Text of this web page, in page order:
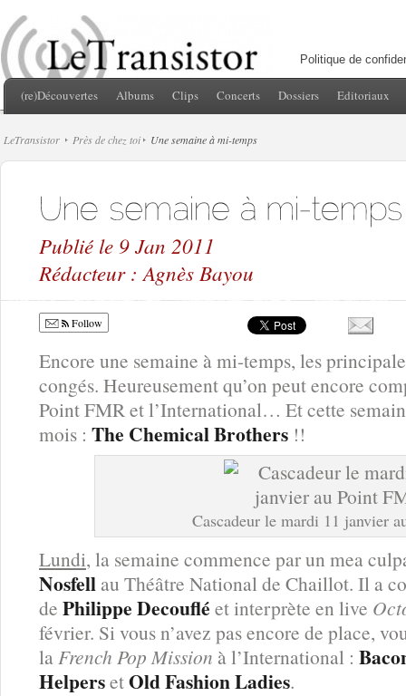
Politique de
(re)Découvertes Albums Clips Concerts Dossiers Editoriaux
LeTransistor Près de chez toi Une semaine à mi-temps
Publié le 9 Jan 2011
Rédacteur : Agnès Bayou
Follow
Encore une semaine à mi-temps, les
congés. Heureusement qu’on peut encore
Point FMR et l’International… Et cette
mois : The Chemical Brothers !!
Cascadeur le mardi 11 janvier
Lundi, la semaine commence par un mea
Nosfell au Théâtre National de Chaillot. Il a
de Philippe Decouflé et interprète en live
février. Si vous n’avez pas encore de place,
laFrench Pop Mission à l’International :
HelpersetOld Fashion Ladies.